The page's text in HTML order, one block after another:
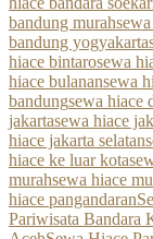
bandung murah
bandung yogyakarta
hiace bintarosewa
hiace bulanansewa
bandungsewa hiace
jakartasewa hiace
hiace jakarta selatan
hiace ke luar kota
murahsewa hiace
hiace pangandaran
Pariwisata Bandara